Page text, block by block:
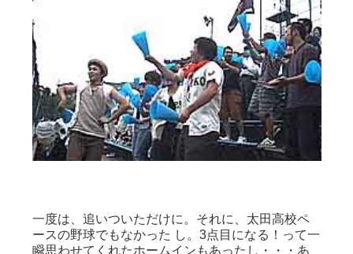
一度は、追いついただけに。それに、太田高校ペ
ースの野球でもなかった し。3点目になる！って一
瞬思わせてくれたホームインもあったし・・・あ